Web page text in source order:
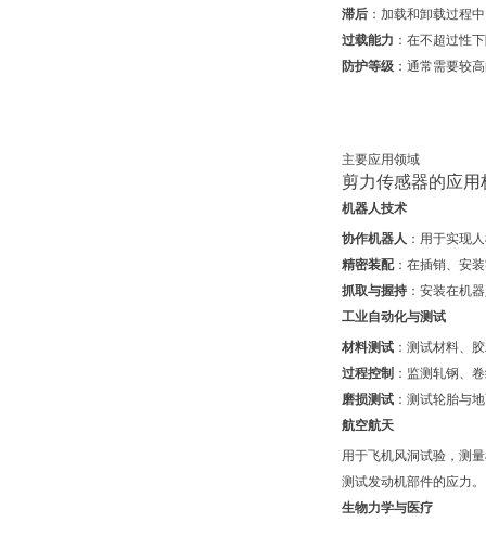
滞后 ：加载和卸载过程
过载能力 ：在不超过性
防护等级 ：通常需要较
主要应用领域
剪力传感器的应
机器人技术
协作机器人 ：用于实现
精密装配：在插销、安
抓取与握持 ：安装在机
工业自动化与测试
材料测试 ：测试材料、
过程控制 ：监测轧钢、
磨损测试 ：测试轮胎与
航空航天
用于飞机风洞试验，测
测试发动机部件的应力。
生物力学与医疗